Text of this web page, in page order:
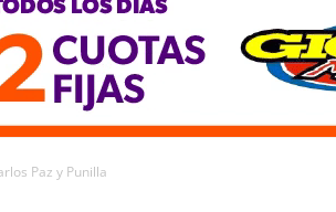
Paz y Punilla